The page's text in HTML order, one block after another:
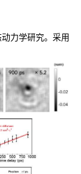
力学研究。采用